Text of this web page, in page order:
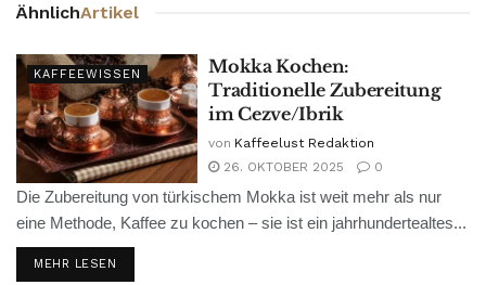
ÄhnlichArtikel
KAFFEEWISSEN
Mokka Kochen:
Traditionelle Zubereitung
im Cezve/Ibrik
von Kaffeelust Redaktion
26. OKTOBER 2025
0
Die Zubereitung von türkischem Mokka ist weit mehr als nur
eine Methode, Kaffee zu kochen – sie ist ein jahrhundertealtes...
MEHR LESEN